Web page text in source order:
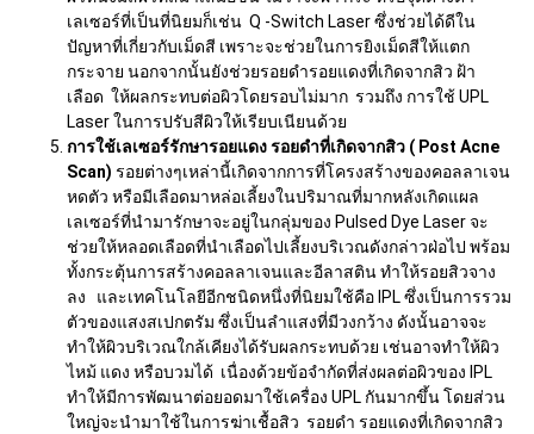
เลเซอร์ที่เป็นที่นิยมก็เช่น Q -Switch Laser ซึ่งช่วยได้ดีใน
ปัญหาที่เกี่ยวกับเม็ดสี เพราะจะช่วยในการยิงเม็ดสีให้แตก
กระจาย นอกจากนั้นยังช่วยรอยดำรอยแดงที่เกิดจากสิว ฝ้า
เลือด ให้ผลกระทบต่อผิวโดยรอบไม่มาก รวมถึง การใช้ UPL
Laser ในการปรับสีผิวให้เรียบเนียนด้วย
การใช้เลเซอร์รักษารอยแดง รอยดำที่เกิดจากสิว ( Post Acne
Scan) รอยต่างๆเหล่านี้เกิดจากการที่โครงสร้างของคอลลาเจน
หดตัว หรือมีเลือดมาหล่อเลี้ยงในปริมาณที่มากหลังเกิดแผล
เลเซอร์ที่นำมารักษาจะอยู่ในกลุ่มของ Pulsed Dye Laser จะ
ช่วยให้หลอดเลือดที่นำเลือดไปเลี้ยงบริเวณดังกล่าวฝ่อไป พร้อม
ทั้งกระตุ้นการสร้างคอลลาเจนและอีลาสติน ทำให้รอยสิวจาง
ลง และเทคโนโลยีอีกชนิดหนึ่งที่นิยมใช้คือ IPL ซึ่งเป็นการรวม
ตัวของแสงสเปกตรัม ซึ่งเป็นลำแสงที่มีวงกว้าง ดังนั้นอาจจะ
ทำให้ผิวบริเวณใกล้เคียงได้รับผลกระทบด้วย เช่นอาจทำให้ผิว
ไหม้ แดง หรือบวมได้ เนื่องด้วยข้อจำกัดที่ส่งผลต่อผิวของ IPL
ทำให้มีการพัฒนาต่อยอดมาใช้เครื่อง UPL กันมากขึ้น โดยส่วน
ใหญ่จะนำมาใช้ในการฆ่าเชื้อสิว รอยดำ รอยแดงที่เกิดจากสิว